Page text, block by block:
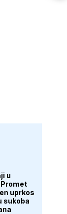
u
uprkos
sukoba